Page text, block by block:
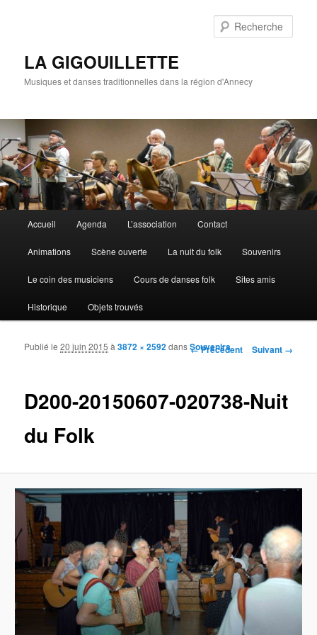
LA GIGOUILLETTE
Musiques et danses traditionnelles dans la région d'Annecy
Aller au contenu principal
Aller au contenu secondaire
Accueil Agenda L’association Contact
Animations Scène ouverte La nuit du folk Souvenirs
Le coin des musiciens Cours de danses folk Sites amis
Historique Objets trouvés
Navigation des images
← Précédent Suivant →
D200-20150607-020738-Nuit
du Folk
Publié le20 juin 2015 à3872 × 2592dansSouvenirs